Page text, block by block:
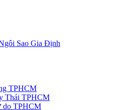
Sao Gia Định
TPHCM
Thái TPHCM
do TPHCM